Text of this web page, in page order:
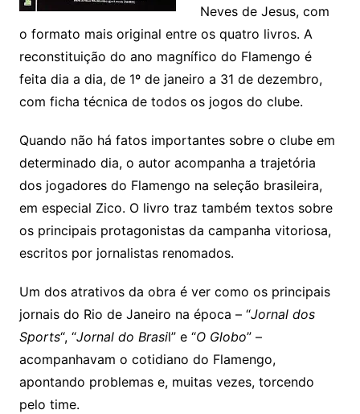
Neves de Jesus, com
o formato mais original entre os quatro livros. A
reconstituição do ano magnífico do Flamengo é
feita dia a dia, de 1º de janeiro a 31 de dezembro,
com ficha técnica de todos os jogos do clube.
Quando não há fatos importantes sobre o clube em
determinado dia, o autor acompanha a trajetória
dos jogadores do Flamengo na seleção brasileira,
em especial Zico. O livro traz também textos sobre
os principais protagonistas da campanha vitoriosa,
escritos por jornalistas renomados.
Um dos atrativos da obra é ver como os principais
jornais do Rio de Janeiro na época – “Jornal dos
Sports“, “Jornal do Brasil” e “O Globo” –
acompanhavam o cotidiano do Flamengo,
apontando problemas e, muitas vezes, torcendo
pelo time.